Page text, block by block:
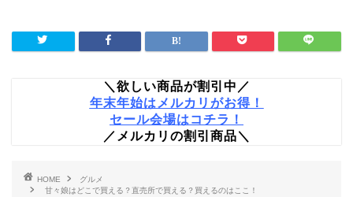
＼欲しい商品が割引中／
年末年始はメルカリがお得！
セール会場はコチラ！
／メルカリの割引商品＼
HOME
グルメ
甘々娘はどこで買える？直売所で買える？買えるのはここ！